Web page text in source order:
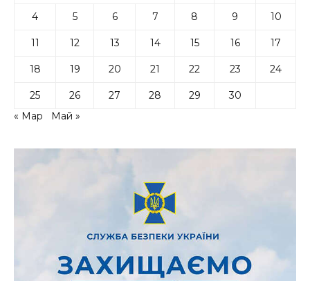
4 5 6 7 8 9 10
11 12 13 14 15 16 17
18 19 20 21 22 23 24
25 26 27 28 29
30
« Мар
Май »